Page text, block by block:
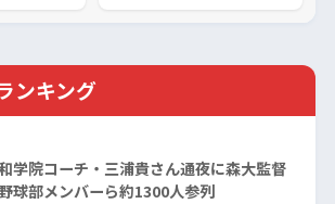
ンキング
学院コーチ・三浦貴さん通夜に森大監督
球部メンバーら約1300人参列